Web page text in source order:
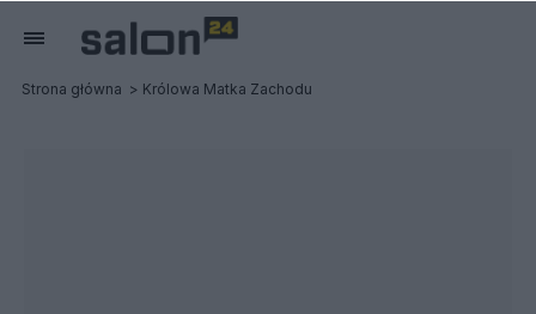
Strona główna Królowa Matka Zachodu